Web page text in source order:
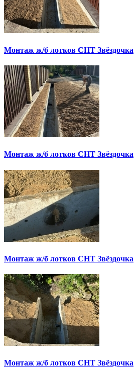
Монтаж ж/б лотков СНТ Звёздочка
Монтаж ж/б лотков СНТ Звёздочка
Монтаж ж/б лотков СНТ Звёздочка
Монтаж ж/б лотков СНТ Звёздочка